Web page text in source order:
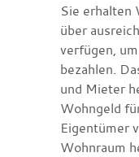
Sie erhalten
über
verfügen,
bezahlen.
und Mieter
Wohngeld
Eigentümer
Wohnraum